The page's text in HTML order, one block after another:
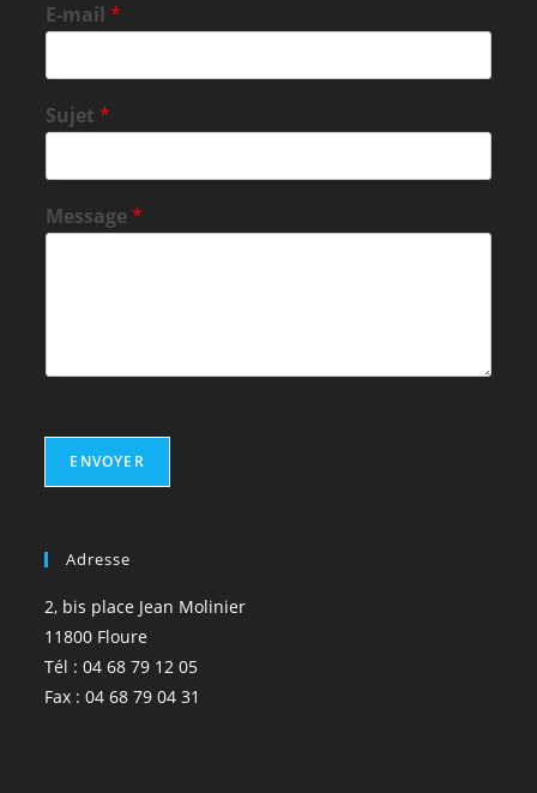
E-mail*
Sujet*
Message*
ENVOYER
Adresse
2, bis place Jean Molinier
11800 Floure
Tél : 04 68 79 12 05
Fax : 04 68 79 04 31